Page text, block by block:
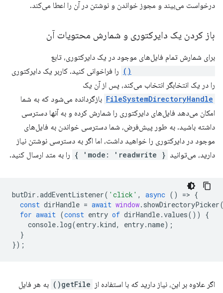
درخواست می‌بیند و مجوز خواندن و نوشتن در آن را اعطا می‌کند.
باز کردن یک دایرکتوری و شمارش محتویات آن
برای شمارش تمام فایل‌های موجود در یک دایرکتوری، تابع
را فراخوانی کنید. کاربر یک دایرکتوری
را در یک انتخابگر انتخاب می‌کند، پس از آن یک
FileSystemDirectoryHandle بازگردانده می‌شود که به شما
امکان می‌دهد فایل‌های دایرکتوری را شمارش کرده و به آنها دسترسی
داشته باشید. به طور پیش‌فرض، شما دسترسی خواندن به فایل‌های
موجود در دایرکتوری را خواهید داشت، اما اگر به دسترسی نوشتن نیاز
دارید، می‌توانید { mode: 'readwrite' } را به متد ارسال کنید.
butDir .addEventListener( 'click' , async () => {
const dirHandle = await window. showDirectoryPicker
for await (const entry of dirHandle.values())
{
console. log(entry.kind, entry.name);
}
});
اگر علاوه بر این، نیاز دارید که با استفاده از getFile()
به هر فایل